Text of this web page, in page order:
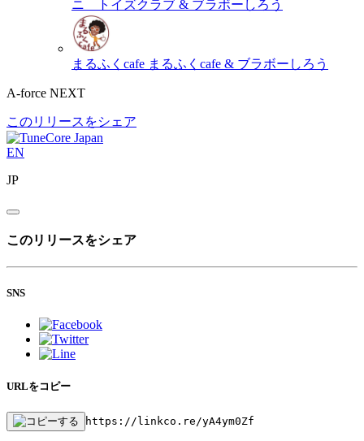
ニ トイズクラブ & ブラボーしろう
まるふくcafe まるふくcafe & ブラボーしろう
A-force NEXT
このリリースをシェア
EN
JP
このリリースをシェア
SNS
URLをコピー
https://linkco.re/yA4ym0Zf